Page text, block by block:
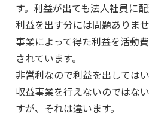
す。利益が出ても法人社員に
利益を出す分には問題ありませ
事業によって得た利益を活動
されています。
非営利なので利益を出しては
収益事業を行えないのではな
すが、それは違います。